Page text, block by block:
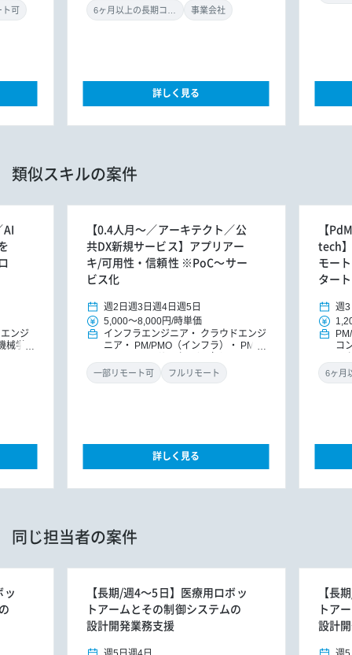
エン
ト可 事業会社
詳しく見る
類似スキルの案件
AI
ンジ
械学
【0.4人月～／アーキテクト／公
共DX新規サービス】アプリアー
キ/可用性・信頼性 ※PoC～サー
ビス化
週2日 週3日 週4日 週5日
5,000～8,000円/時単価
インフラエンジニア
クラウドエンジ
ニア
PM/PMO（インフラ）
PM/P
ラ）
ITコンサルタント
一部リモート可 フルリモート
詳しく見る
【
tech
モー
ター
週3
コ
ダ
同じ担当者の案件
ッ
【長期/週4～5日】医療用ロボッ
トアームとその制御システムの
設計開発業務支援
【長
トア
設計